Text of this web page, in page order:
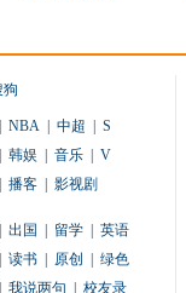
狗
NBA 中超
S
韩娱 音乐
V
播客 影视剧
出国 留学
英语
读书 原创
绿色
我说两句 校友录